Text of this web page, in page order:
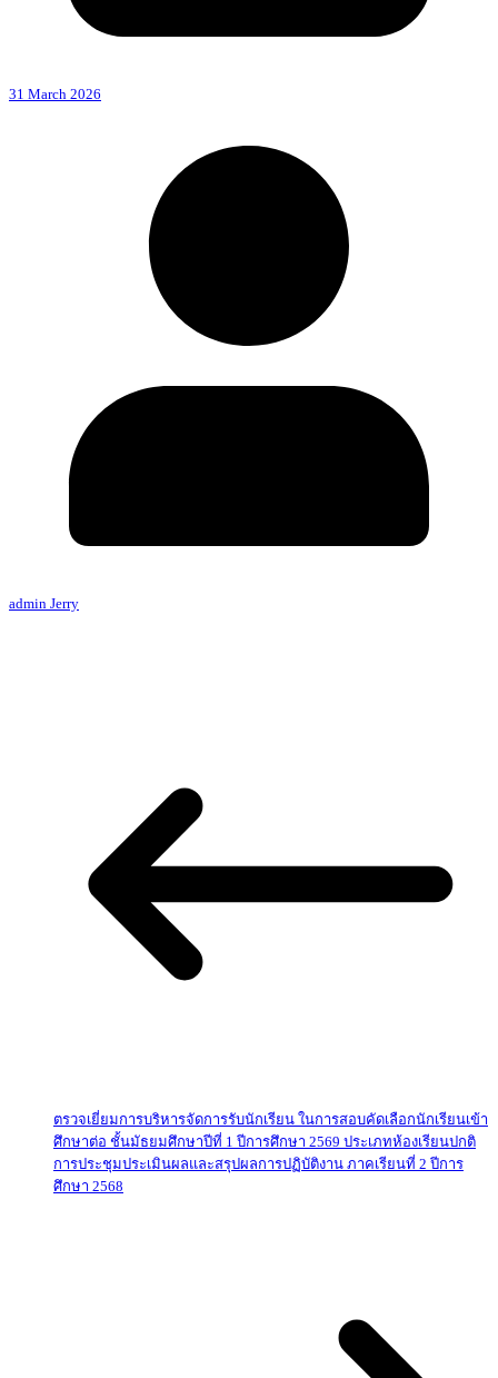
31 March 2026
admin Jerry
ตรวจเยี่ยมการบริหารจัดการรับนักเรียน ในการสอบคัดเลือกนักเรียนเข้า
ศึกษาต่อ ชั้นมัธยมศึกษาปีที่ 1 ปีการศึกษา 2569 ประเภทห้องเรียนปกติ
การประชุมประเมินผลและสรุปผลการปฏิบัติงาน ภาคเรียนที่ 2 ปีการ
ศึกษา 2568